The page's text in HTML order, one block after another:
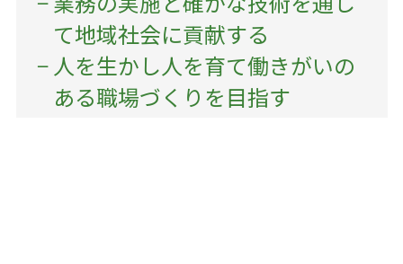
て地域社会に貢献する
人を生かし人を育て働きがいの
ある職場づくりを目指す